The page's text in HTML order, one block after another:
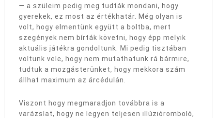
— a szüleim pedig meg tudták mondani, hogy
gyerekek, ez most az értékhatár. Még olyan is
volt, hogy elmentünk együtt a boltba, mert
szegények nem bírták követni, hogy épp melyik
aktuális játékra gondoltunk. Mi pedig tisztában
voltunk vele, hogy nem mutathatunk rá bármire,
tudtuk a mozgásterünket, hogy mekkora szám
állhat maximum az árcédulán.
Viszont hogy megmaradjon továbbra is a
varázslat, hogy ne legyen teljesen illúzióromboló,